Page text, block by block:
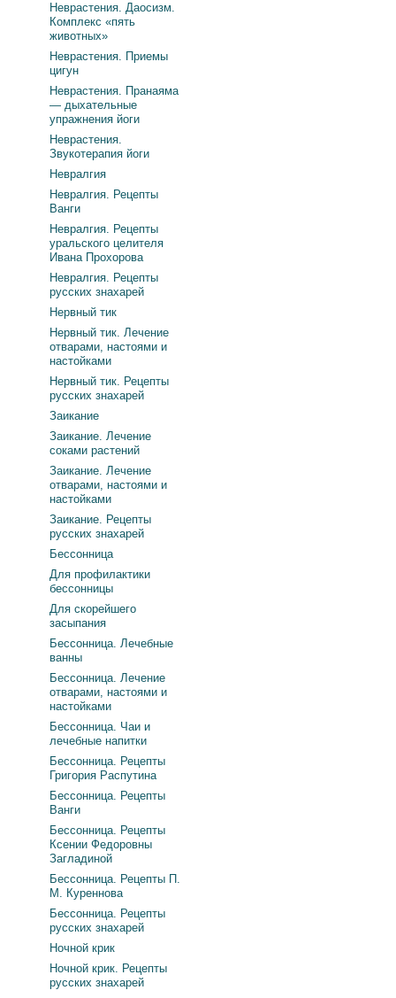
Неврастения. Даосизм.
Комплекс «пять
животных»
Неврастения. Приемы
цигун
Неврастения. Пранаяма
— дыхательные
упражнения йоги
Неврастения.
Звукотерапия йоги
Невралгия
Невралгия. Рецепты
Ванги
Невралгия. Рецепты
уральского целителя
Ивана Прохорова
Невралгия. Рецепты
русских знахарей
Нервный тик
Нервный тик. Лечение
отварами, настоями и
настойками
Нервный тик. Рецепты
русских знахарей
Заикание
Заикание. Лечение
соками растений
Заикание. Лечение
отварами, настоями и
настойками
Заикание. Рецепты
русских знахарей
Бессонница
Для профилактики
бессонницы
Для скорейшего
засыпания
Бессонница. Лечебные
ванны
Бессонница. Лечение
отварами, настоями и
настойками
Бессонница. Чаи и
лечебные напитки
Бессонница. Рецепты
Григория Распутина
Бессонница. Рецепты
Ванги
Бессонница. Рецепты
Ксении Федоровны
Загладиной
Бессонница. Рецепты П.
М. Куреннова
Бессонница. Рецепты
русских знахарей
Ночной крик
Ночной крик. Рецепты
русских знахарей